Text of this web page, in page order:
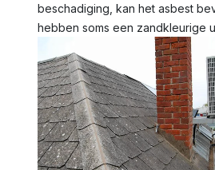
beschadiging, kan het asbest
hebben soms een zandkleurige